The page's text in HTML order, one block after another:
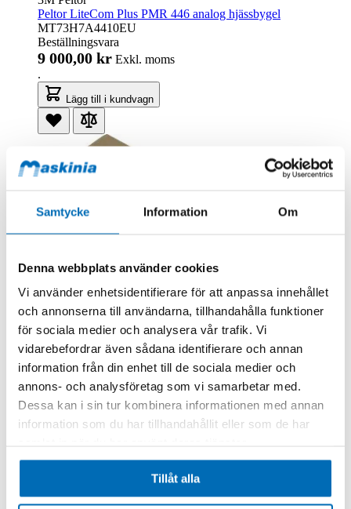
Samtycke Information Om
Denna webbplats använder cookies
Vi använder enhetsidentifierare för att anpassa innehållet
och annonserna till användarna, tillhandahålla funktioner
för sociala medier och analysera vår trafik. Vi
vidarebefordrar även sådana identifierare och annan
information från din enhet till de sociala medier och
annons- och analysföretag som vi samarbetar med.
Dessa kan i sin tur kombinera informationen med annan
information som du har tillhandahållit eller som de har
Tillåt alla
Peltor LiteCom Plus PMR 446 analog hjässbygel
MT73H7A4410EU
Beställningsvara
9 000,00 kr Exkl. moms
.
Lägg till i kundvagn
3M Peltor
Peltor LiteCom PMR 446 Hjälmfäste
MT53H7P3E4400-EU
Beställningsvara
5 800,00 kr Exkl. moms
.
Lägg till i kundvagn